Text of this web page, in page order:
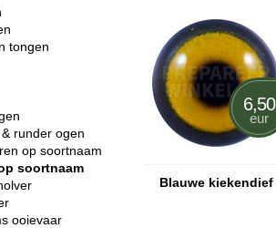
6,50
eur
Blauwe kiekendief
tongen
runder ogen
op soortnaam
soortnaam
ooievaar